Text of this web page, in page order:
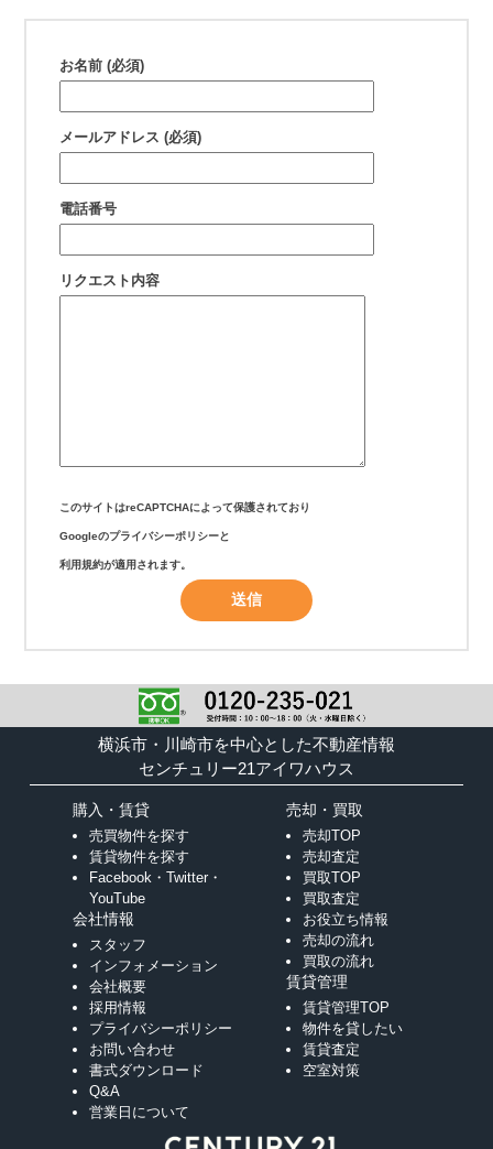
お名前 (必須)
メールアドレス (必須)
電話番号
リクエスト内容
このサイトはreCAPTCHAによって保護されており
Googleのプライバシーポリシーと
利用規約が適用されます。
横浜市・川崎市を中心とした不動産情報
センチュリー21アイワハウス
購入・賃貸
売買物件を探す
賃貸物件を探す
Facebook・Twitter・
YouTube
会社情報
スタッフ
インフォメーション
会社概要
採用情報
プライバシーポリシー
お問い合わせ
書式ダウンロード
Q&A
営業日について
売却・買取
売却TOP
売却査定
買取TOP
買取査定
お役立ち情報
売却の流れ
買取の流れ
賃貸管理
賃貸管理TOP
物件を貸したい
賃貸査定
空室対策